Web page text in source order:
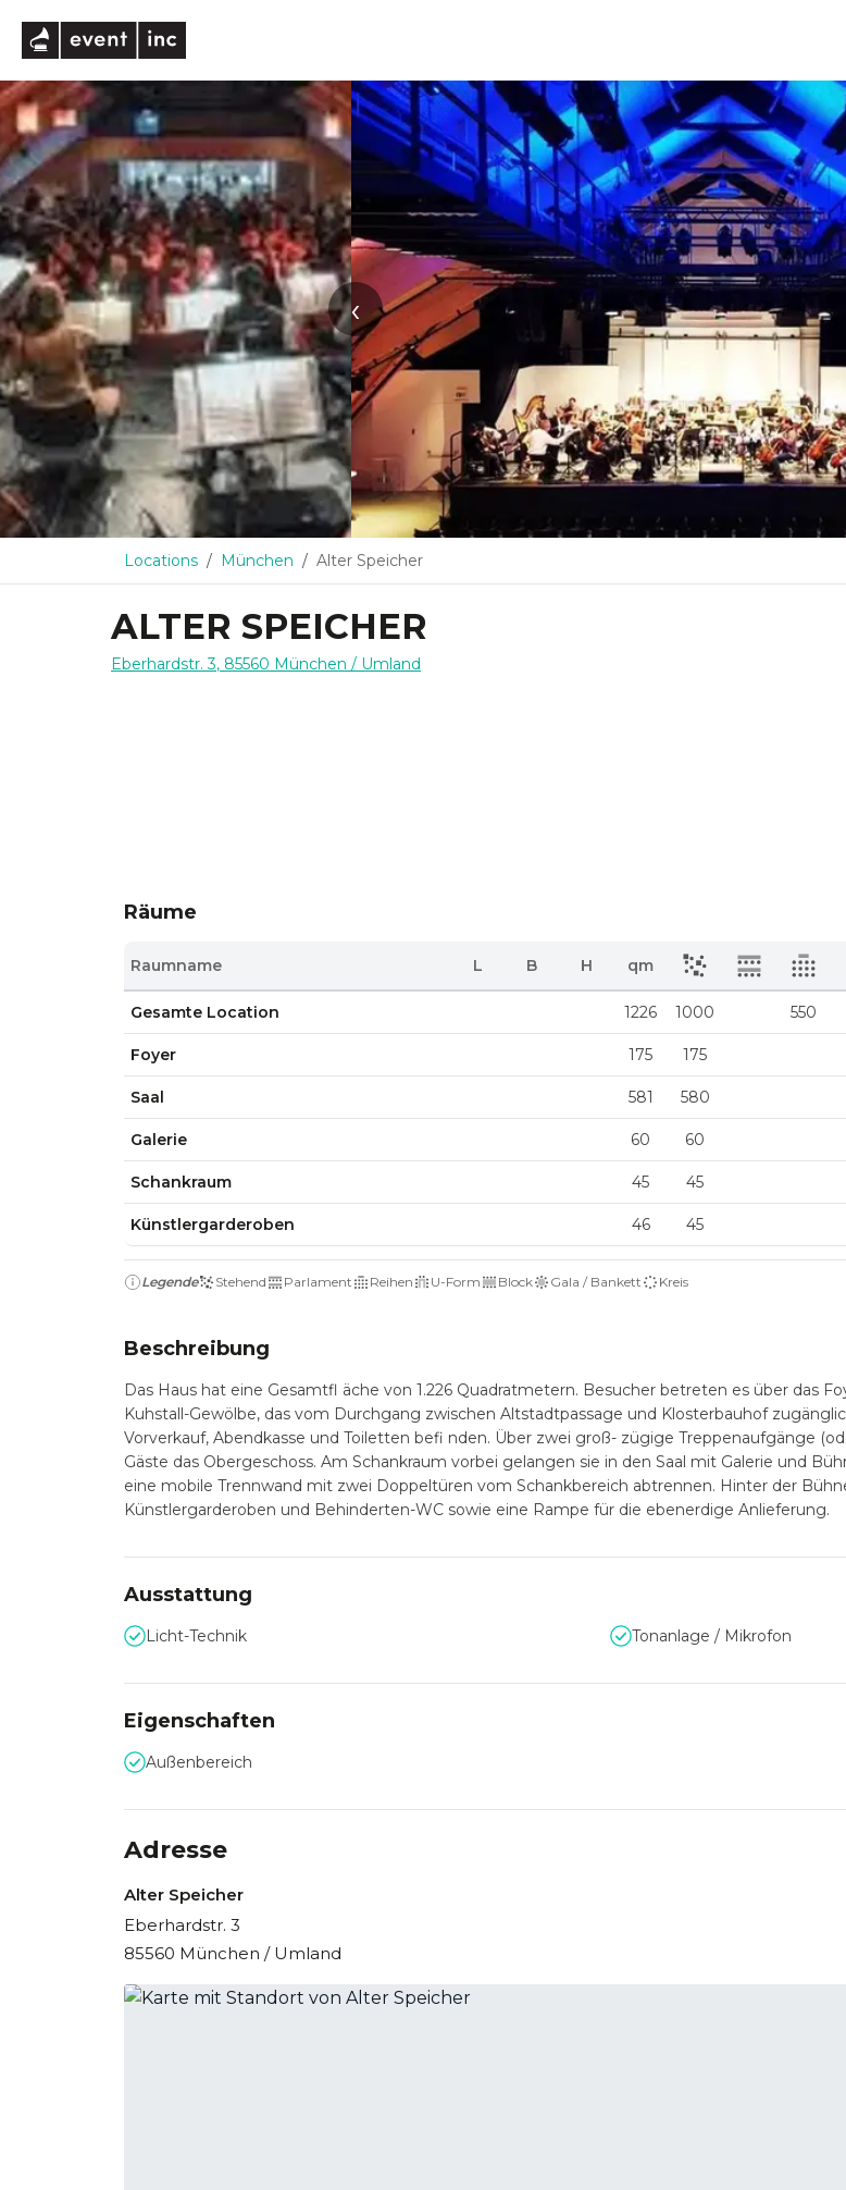
‹
Locations München Alter Speicher
ALTER SPEICHER
Eberhardstr. 3, 85560 München / Umland
Räume
Raumname L B H qm
Gesamte Location 1226 1000 550
Foyer 175 175
Saal 581 580
Galerie 60 60
Schankraum 45 45
Künstlergarderoben 46 45
Legende Stehend Parlament Reihen U-Form Block Gala / Bankett Kreis
Beschreibung
Das Haus hat eine Gesamtfl äche von 1.226 Quadratmetern. Besucher betreten es über das
Kuhstall-Gewölbe, das vom Durchgang zwischen Altstadtpassage und Klosterbauhof
Vorverkauf, Abendkasse und Toiletten befi nden. Über zwei groß- zügige Treppenaufgänge
Gäste das Obergeschoss. Am Schankraum vorbei gelangen sie in den Saal mit Galerie und
eine mobile Trennwand mit zwei Doppeltüren vom Schankbereich abtrennen. Hinter der
Künstlergarderoben und Behinderten-WC sowie eine Rampe für die ebenerdige Anlieferung.
Ausstattung
Licht-Technik Tonanlage / Mikrofon
Eigenschaften
Außenbereich
Adresse
Alter Speicher
Eberhardstr. 3
85560 München / Umland